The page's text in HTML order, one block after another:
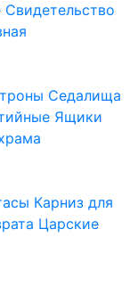
Свидетельство
Седалища
Ящики
Карниз для
Царские